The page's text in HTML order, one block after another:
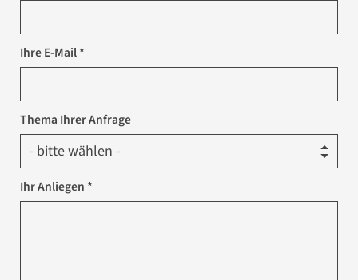
Ihre E-Mail *
Thema Ihrer Anfrage
Ihr Anliegen *